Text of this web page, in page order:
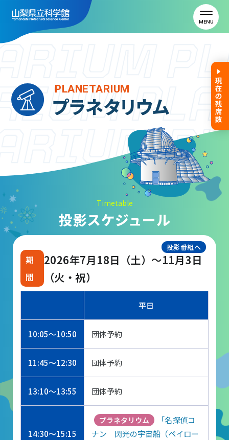
MENU
利用案内
山梨県立科学館について
団体予約受付
2026年度の利用はこちら
フロアガイド
天体観測室
展望テラス・円形広場
スペースシアター
PLANETARIUM
プラネタリウム
Timetable
投影スケジュール
2026年7月18日（土）～11月3日
（火・祝）
投影番組へ
平日
10:05～10:50 団体予約
11:45～12:30 団体予約
13:10～13:55 団体予約
14:30～15:15
プラネタリウム
「名探偵コ
ナン 閃光の宇宙船（ペイロー